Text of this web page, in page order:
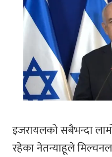
इजरायलको सबैभन्दा
रहेका नेतन्याहूले